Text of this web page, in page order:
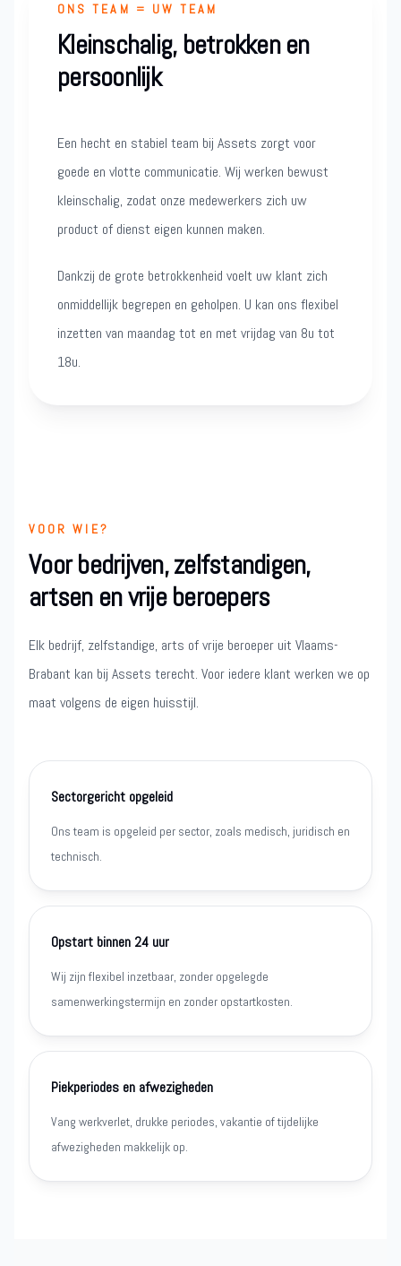
ONS TEAM = UW TEAM
Kleinschalig, betrokken en
persoonlijk
Een hecht en stabiel team bij Assets zorgt voor
goede en vlotte communicatie. Wij werken bewust
kleinschalig, zodat onze medewerkers zich uw
product of dienst eigen kunnen maken.
Dankzij de grote betrokkenheid voelt uw klant zich
onmiddellijk begrepen en geholpen. U kan ons flexibel
inzetten van maandag tot en met vrijdag van 8u tot
18u.
VOOR WIE?
Voor bedrijven, zelfstandigen,
artsen en vrije beroepers
Elk bedrijf, zelfstandige, arts of vrije beroeper uit Vlaams-
Brabant kan bij Assets terecht. Voor iedere klant werken we op
maat volgens de eigen huisstijl.
Sectorgericht opgeleid
Ons team is opgeleid per sector, zoals medisch, juridisch en
technisch.
Opstart binnen 24 uur
Wij zijn flexibel inzetbaar, zonder opgelegde
samenwerkingstermijn en zonder opstartkosten.
Piekperiodes en afwezigheden
Vang werkverlet, drukke periodes, vakantie of tijdelijke
afwezigheden makkelijk op.